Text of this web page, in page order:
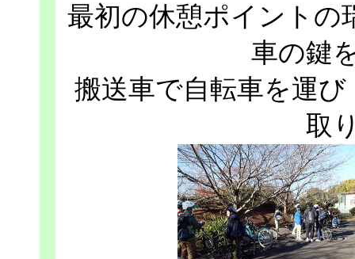
最初の休憩ポイントの
車の鍵
搬送車で自転車を運
取